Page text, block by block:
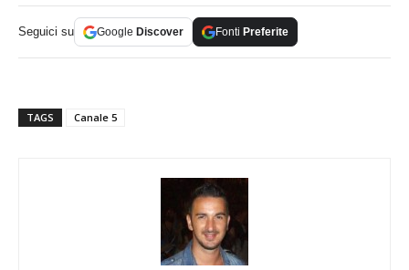
Seguici su Google Discover Fonti Preferite
TAGS Canale 5